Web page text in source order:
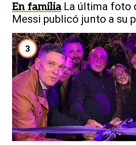
En familia La última foto
Messi publicó junto a su
3